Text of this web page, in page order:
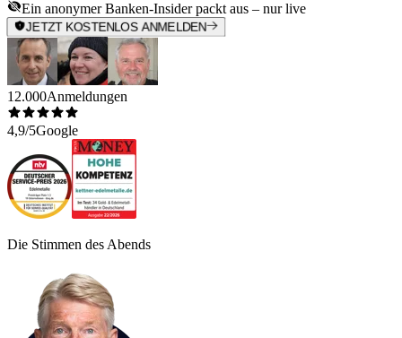
Ein anonymer Banken-Insider packt aus – nur live
JETZT KOSTENLOS ANMELDEN
12.000Anmeldungen
4,9/5Google
Die Stimmen des Abends